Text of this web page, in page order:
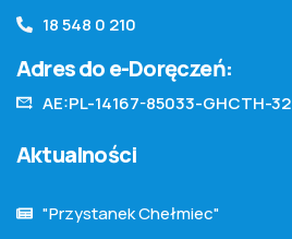
18 548 0 210
Adres do e-Doręczeń:
AE:PL-14167-85033-GHCTH-32
Aktualności
"Przystanek Chełmiec"